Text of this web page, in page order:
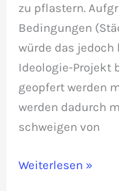
zu pflastern.
Bedingungen
würde das jedoch
Ideologie-Projekt
geopfert werden
werden dadurch
schweigen von
Meißner
Weiterlesen »